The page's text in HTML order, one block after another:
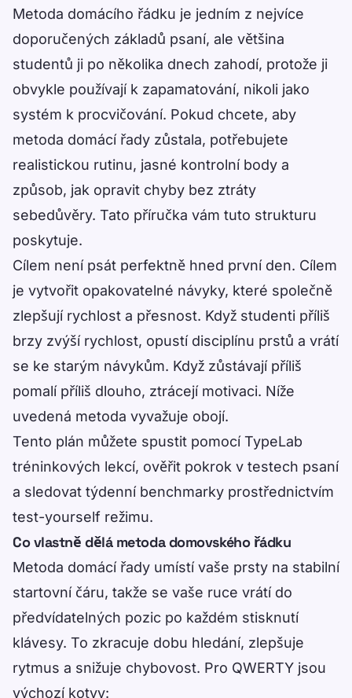
Metoda domácího řádku je jedním z nejvíce
doporučených základů psaní, ale většina
studentů ji po několika dnech zahodí, protože ji
obvykle používají k zapamatování, nikoli jako
systém k procvičování. Pokud chcete, aby
metoda domácí řady zůstala, potřebujete
realistickou rutinu, jasné kontrolní body a
způsob, jak opravit chyby bez ztráty
sebedůvěry. Tato příručka vám tuto strukturu
poskytuje.
Cílem není psát perfektně hned první den. Cílem
je vytvořit opakovatelné návyky, které společně
zlepšují rychlost a přesnost. Když studenti příliš
brzy zvýší rychlost, opustí disciplínu prstů a vrátí
se ke starým návykům. Když zůstávají příliš
pomalí příliš dlouho, ztrácejí motivaci. Níže
uvedená metoda vyvažuje obojí.
Tento plán můžete spustit pomocíTypeLab
tréninkových lekcí, ověřit pokrok v testech psaní
a sledovat týdenní benchmarky prostřednictvím
test-yourself režimu.
Co vlastně dělá metoda domovského řádku
Metoda domácí řady umístí vaše prsty na stabilní
startovní čáru, takže se vaše ruce vrátí do
předvídatelných pozic po každém stisknutí
klávesy. To zkracuje dobu hledání, zlepšuje
rytmus a snižuje chybovost. Pro QWERTY jsou
výchozí kotvy: